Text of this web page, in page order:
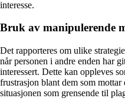
interesse.
Bruk av manipulerende
Det rapporteres om ulike
når personen i andre enden har
interessert. Dette kan oppleves
frustrasjon blant dem som mottar
situasjonen som grensende til